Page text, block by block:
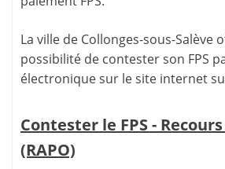
La ville de Collonges-sous-Salève
possibilité de contester son FPS
électronique sur le site internet
Contester le FPS -
(RAPO)